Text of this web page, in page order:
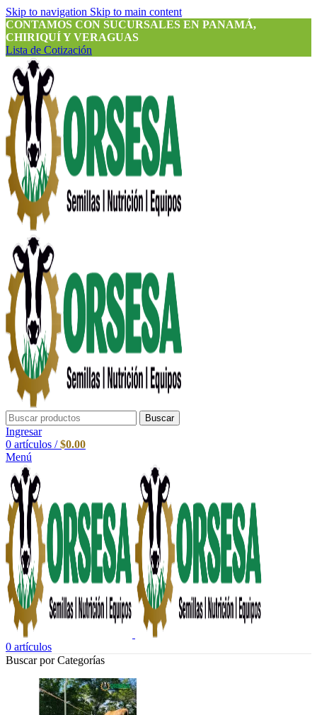
Skip to navigation Skip to main content
CONTAMOS CON SUCURSALES EN PANAMÁ,
CHIRIQUÍ Y VERAGUAS
Lista de Cotización
Buscar
Ingresar
0 artículos / $0.00
Menú
0 artículos
Buscar por Categorías